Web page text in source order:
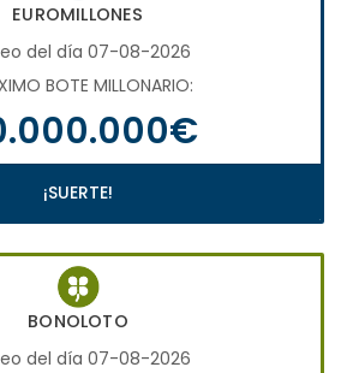
EUROMILLONES
del día 07-08-2026
BOTE MILLONARIO:
¡SUERTE!
BONOLOTO
del día 07-08-2026